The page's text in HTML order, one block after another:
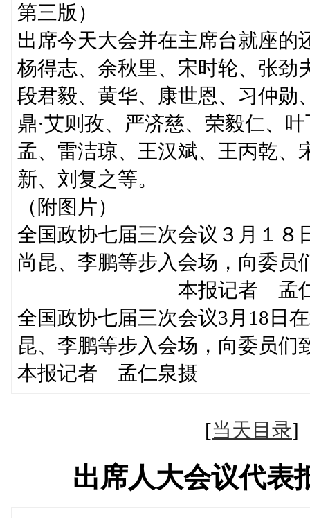
第三版）
出席今天大会并在主席台就座的
杨得志、余秋里、宋时轮、张劲
段君毅、黄华、康世恩、习仲勋
鼎·艾则孜、严济慈、荣毅仁、
孟、雷洁琼、王汉斌、王丙乾、
新、刘复之等。
（附图片）
全国政协七届三次会议３月１８
尚昆、李鹏等步入会场，向委员
本报记者 孟仁
全国政协七届三次会议3月18日
昆、李鹏等步入会场，向委员们
本报记者 孟仁泉摄
[当天目录
出席人大会议代表